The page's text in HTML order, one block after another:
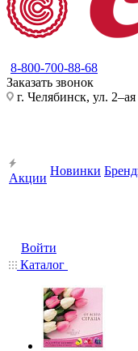
8-800-700-88-68
Заказать звонок
г. Челябинск, ул.
Акции
Новинки
Войти
Каталог